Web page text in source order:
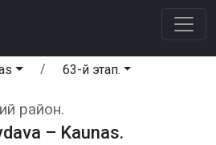
63-й этап.
район.
– Kaunas.